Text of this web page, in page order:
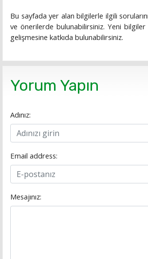
Bu sayfada yer alan bilgilerle ilgili
ve önerilerde bulunabilirsiniz. Yeni bilgiler
gelişmesine katkıda bulunabilirsiniz.
Yorum Yapın
Adınız:
Email address:
Mesajınız: